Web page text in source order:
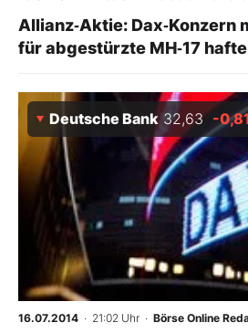
Allianz‑Aktie: Dax‑Konzern
für abgestürzte MH‑17
Deutsche Bank 32,63 -
16.07.2014 · 21:02 Uhr · Börse Online